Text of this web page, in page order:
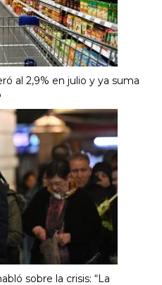
al 2,9% en julio y ya suma
sobre la crisis: “La